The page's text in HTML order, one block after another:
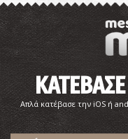
Απλά κατέβασε την iOS ή